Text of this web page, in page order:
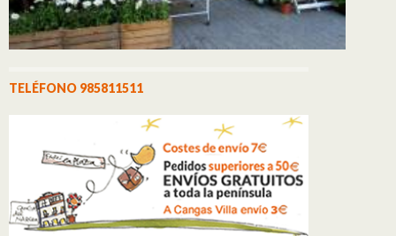
TELÉFONO 985811511